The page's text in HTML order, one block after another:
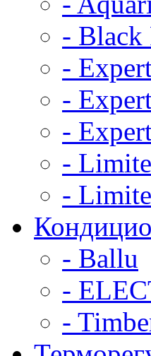
- Black
-
-
-
-
-
- Ballu
-
-